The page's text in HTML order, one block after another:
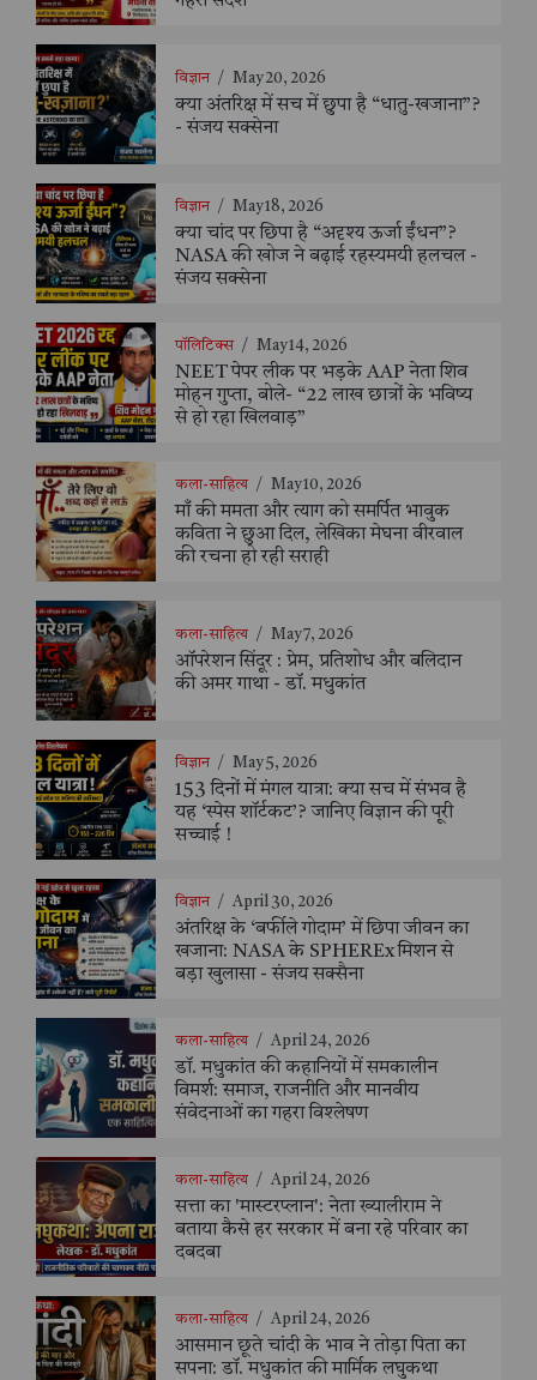
विज्ञान / May 20, 2026
क्या अंतरिक्ष में सच में छुपा है “धातु-खजाना”?
- संजय सक्सेना
विज्ञान / May 18, 2026
क्या चांद पर छिपा है “अदृश्य ऊर्जा ईंधन”?
NASA की खोज ने बढ़ाई रहस्यमयी हलचल -
संजय सक्सेना
पॉलिटिक्स / May 14, 2026
NEET पेपर लीक पर भड़के AAP नेता शिव
मोहन गुप्ता, बोले- “22 लाख छात्रों के भविष्य
से हो रहा खिलवाड़”
कला-साहित्य / May 10, 2026
माँ की ममता और त्याग को समर्पित भावुक
कविता ने छुआ दिल, लेखिका मेघना वीरवाल
की रचना हो रही सराही
कला-साहित्य / May 7, 2026
ऑपरेशन सिंदूर : प्रेम, प्रतिशोध और बलिदान
की अमर गाथा - डॉ. मधुकांत
विज्ञान / May 5, 2026
153 दिनों में मंगल यात्रा: क्या सच में संभव है
यह ‘स्पेस शॉर्टकट’? जानिए विज्ञान की पूरी
सच्चाई !
विज्ञान / April 30, 2026
अंतरिक्ष के ‘बर्फीले गोदाम’ में छिपा जीवन का
खजाना: NASA के SPHEREx मिशन से
बड़ा खुलासा - संजय सक्सैना
कला-साहित्य / April 24, 2026
डॉ. मधुकांत की कहानियों में समकालीन
विमर्श: समाज, राजनीति और मानवीय
संवेदनाओं का गहरा विश्लेषण
कला-साहित्य / April 24, 2026
सत्ता का 'मास्टरप्लान': नेता ख्यालीराम ने
बताया कैसे हर सरकार में बना रहे परिवार का
दबदबा
कला-साहित्य / April 24, 2026
आसमान छूते चांदी के भाव ने तोड़ा पिता का
सपना: डॉ. मधुकांत की मार्मिक लघुकथा